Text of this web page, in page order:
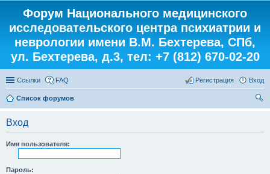
Форум Национального медицинского
исследовательского центра психиатрии и
неврологии имени В.М. Бехтерева, СПб,
ул. Бехтерева, д.3, тел: +7 (812) 670-02-20
Ссылки FAQ Вход
Регистрация
Список форумов
Вход
Имя пользователя:
Пароль: